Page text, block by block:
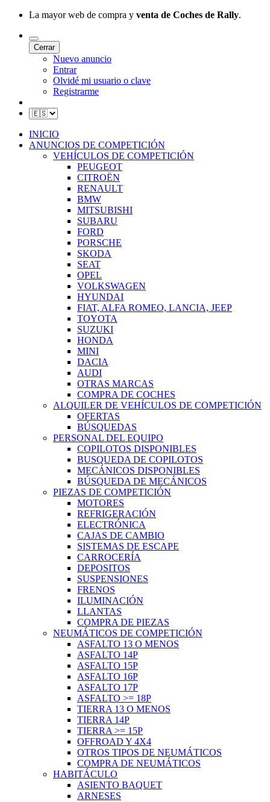
La mayor web de compra y venta de Coches de Rally.
Cerrar
Nuevo anuncio
Entrar
Olvidé mi usuario o clave
Registrarme
INICIO
ANUNCIOS DE COMPETICIÓN
VEHÍCULOS DE COMPETICIÓN
PEUGEOT
CITROËN
RENAULT
BMW
MITSUBISHI
SUBARU
FORD
PORSCHE
SKODA
SEAT
OPEL
VOLKSWAGEN
HYUNDAI
FIAT, ALFA ROMEO, LANCIA, JEEP
TOYOTA
SUZUKI
HONDA
MINI
DACIA
AUDI
OTRAS MARCAS
COMPRA DE COCHES
ALQUILER DE VEHÍCULOS DE COMPETICIÓN
OFERTAS
BÚSQUEDAS
PERSONAL DEL EQUIPO
COPILOTOS DISPONIBLES
BUSQUEDA DE COPILOTOS
MECÁNICOS DISPONIBLES
BÚSQUEDA DE MECÁNICOS
PIEZAS DE COMPETICIÓN
MOTORES
REFRIGERACIÓN
ELECTRÓNICA
CAJAS DE CAMBIO
SISTEMAS DE ESCAPE
CARROCERÍA
DEPOSITOS
SUSPENSIONES
FRENOS
ILUMINACIÓN
LLANTAS
COMPRA DE PIEZAS
NEUMÁTICOS DE COMPETICIÓN
ASFALTO 13 O MENOS
ASFALTO 14P
ASFALTO 15P
ASFALTO 16P
ASFALTO 17P
ASFALTO >= 18P
TIERRA 13 O MENOS
TIERRA 14P
TIERRA >= 15P
OFFROAD Y 4X4
OTROS TIPOS DE NEUMÁTICOS
COMPRA DE NEUMÁTICOS
HABITÁCULO
ASIENTO BAQUET
ARNESES